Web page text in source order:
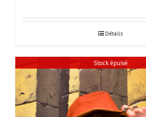
Détails
Stock épuisé